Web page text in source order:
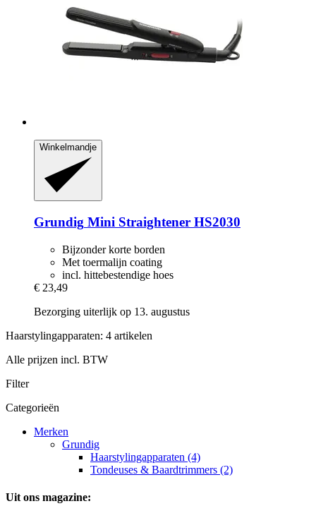
Winkelmandje
Grundig Mini Straightener HS2030
Bijzonder korte borden
Met toermalijn coating
incl. hittebestendige hoes
€ 23,49
Bezorging uiterlijk op 13. augustus
Haarstylingapparaten: 4 artikelen
Alle prijzen incl. BTW
Filter
Categorieën
Merken
Grundig
Haarstylingapparaten (4)
Tondeuses & Baardtrimmers (2)
Uit ons magazine: